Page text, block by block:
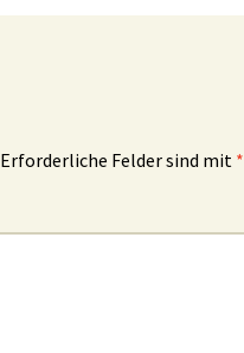
Erforderliche Felder sind mit *